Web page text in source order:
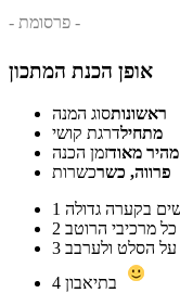
- פרסומת -
אופן הכנת המתכון
ראשונותסוג המנה
מתחילדרגת קושי
מהיר מאודזמן הכנה
פרווה, כשרכשרות
1
2
3
4